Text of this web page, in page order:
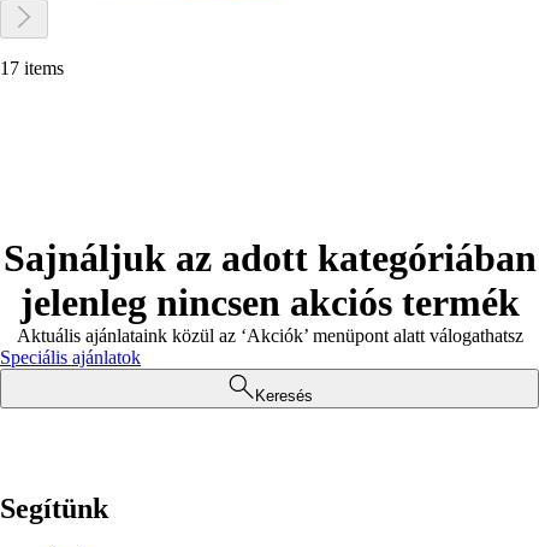
17 items
Sajnáljuk az adott kategóriában
jelenleg nincsen akciós termék
Aktuális ajánlataink közül az ‘Akciók’ menüpont alatt válogathatsz
Speciális ajánlatok
Keresés
Segítünk